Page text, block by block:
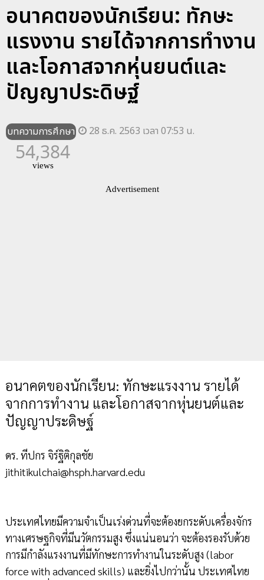
อนาคตของนักเรียน: ทักษะ
แรงงาน รายได้จากการทำงาน
และโอกาสจากหุ่นยนต์และ
ปัญญาประดิษฐ์
บทความการศึกษา 28 ธ.ค. 2563 เวลา 07:53 น.
54,384
views
Advertisement
อนาคตของนักเรียน: ทักษะแรงงาน รายได้
จากการทำงาน และโอกาสจากหุ่นยนต์และ
ปัญญาประดิษฐ์
ดร. ทีปกร จิร์ฐิติกุลชัย
jithitikulchai@hsph.harvard.edu
ประเทศไทยมีความจำเป็นเร่งด่วนที่จะต้องยกระดับเครื่องจักร
ทางเศรษฐกิจที่มีนวัตกรรมสูง ซึ่งแน่นอนว่า จะต้องรองรับด้วย
การมีกำลังแรงงานที่มีทักษะการทำงานในระดับสูง (labor
force with advanced skills) และยิ่งไปกว่านั้น ประเทศไทย